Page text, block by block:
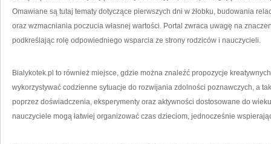
Omawiane są tutaj tematy dotyczące pierwszych dni w żłobku, budowania
oraz wzmacniania poczucia własnej wartości. Portal zwraca uwagę na
podkreślając rolę odpowiedniego wsparcia ze strony rodziców i nauczycieli.
Bialykotek.pl to również miejsce, gdzie można znaleźć propozycje
wykorzystywać codzienne sytuacje do rozwijania zdolności poznawczych, a
poprzez doświadczenia, eksperymenty oraz aktywności dostosowane do
nauczyciele mogą łatwiej organizować czas dzieciom, jednocześnie